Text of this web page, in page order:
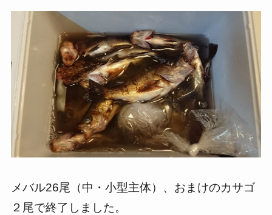
メバル26尾（中・小型主体）、おまけのカサゴ
２尾で終了しました。